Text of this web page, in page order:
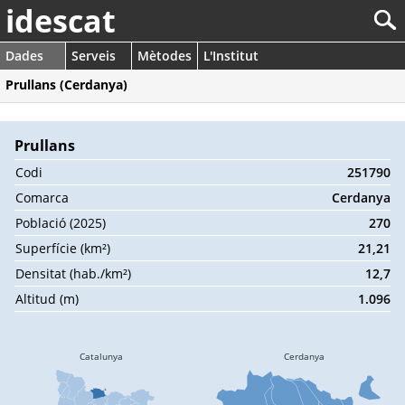
idescat
Dades Serveis Mètodes
L'Institut
Prullans (Cerdanya)
Prullans
Codi
251790
Comarca
Cerdanya
Població (2025)
270
Superfície (km²)
21,21
Densitat (hab./km²)
12,7
Altitud (m)
1.096